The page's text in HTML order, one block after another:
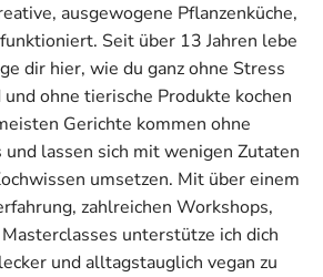
ausgewogene Pflanzenküche,
Seit über 13 Jahren lebe
dir hier, wie du ganz ohne Stress
ohne tierische Produkte kochen
Gerichte kommen ohne
und lassen sich mit wenigen Zutaten
umsetzen. Mit über einem
zahlreichen Workshops,
unterstütze ich dich
und alltagstauglich vegan zu